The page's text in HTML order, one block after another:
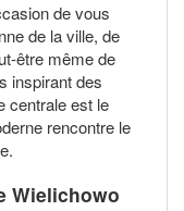
de vous
de la ville, de
être même de
inspirant des
centrale est le
rencontre le
Wielichowo